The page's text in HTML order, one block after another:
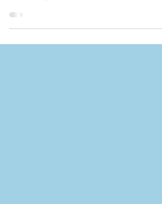
υπό σύσταση μικρές και πολύ μικρές επιχειρήσεις